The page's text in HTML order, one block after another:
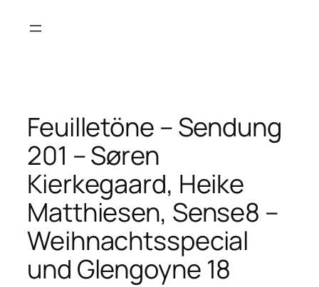
Inhalt
Feuilletöne – Sendung
201 – Søren
Kierkegaard, Heike
Matthiesen, Sense8 –
Weihnachtsspecial
und Glengoyne 18